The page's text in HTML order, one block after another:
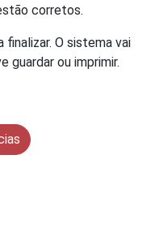
corretos.
finalizar. O sistema vai
guardar ou imprimir.